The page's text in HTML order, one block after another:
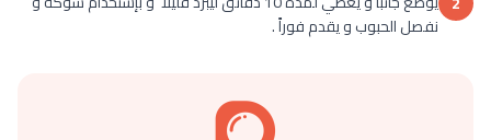
نفصل الحبوب و يقدم فوراً .